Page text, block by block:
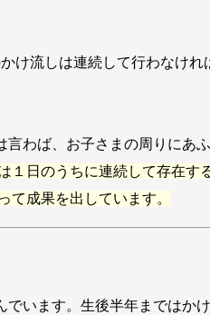
け流しは連続して行わなけ
わば、お子さまの周りにあ
１日のうちに連続して存在す
て成果を出しています。
います。生後半年まではか